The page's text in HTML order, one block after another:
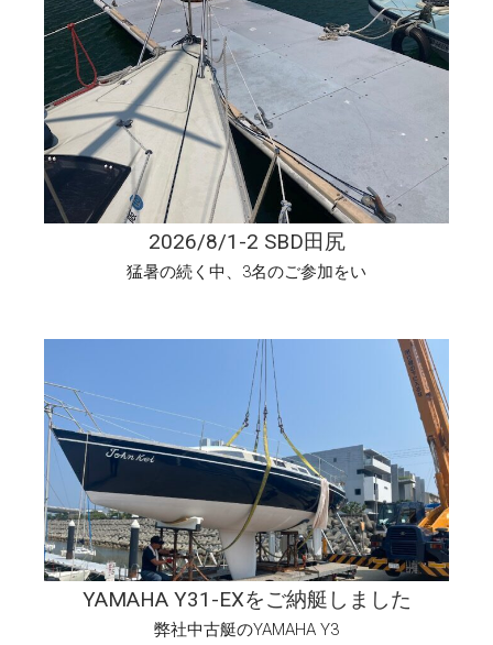
2026/8/1-2 SBD田尻
猛暑の続く中、3名のご参加をい
YAMAHA Y31-EXをご納艇しました
弊社中古艇のYAMAHA Y3